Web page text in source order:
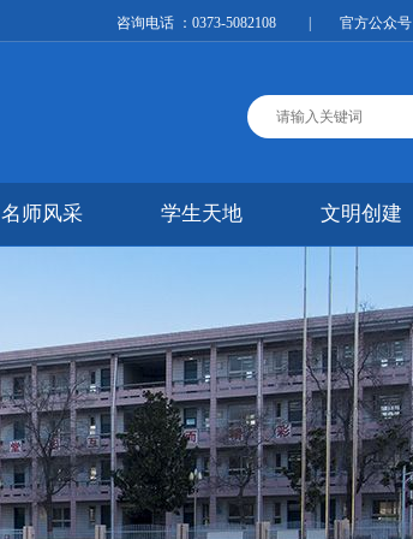
咨询电话 ：0373-5082108 | 官方公众号
名师风采 学生天地 文明创建